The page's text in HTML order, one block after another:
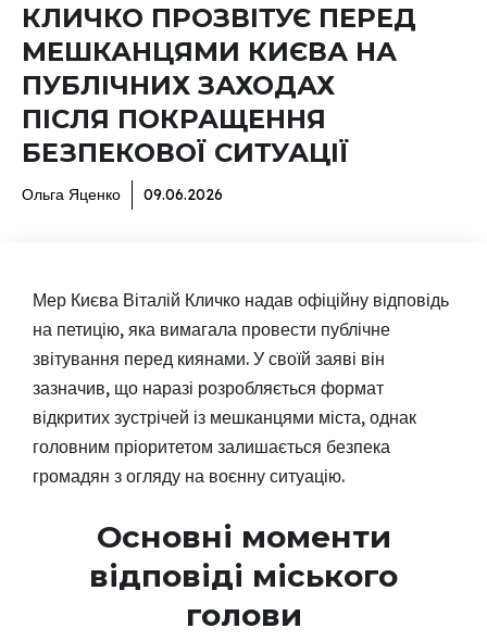
КЛИЧКО ПРОЗВІТУЄ ПЕРЕД
МЕШКАНЦЯМИ КИЄВА НА
ПУБЛІЧНИХ ЗАХОДАХ
ПІСЛЯ ПОКРАЩЕННЯ
БЕЗПЕКОВОЇ СИТУАЦІЇ
Ольга Яценко 09.06.2026
Мер Києва Віталій Кличко надав офіційну відповідь
на петицію, яка вимагала провести публічне
звітування перед киянами. У своїй заяві він
зазначив, що наразі розробляється формат
відкритих зустрічей із мешканцями міста, однак
головним пріоритетом залишається безпека
громадян з огляду на воєнну ситуацію.
Основні моменти
відповіді міського
голови